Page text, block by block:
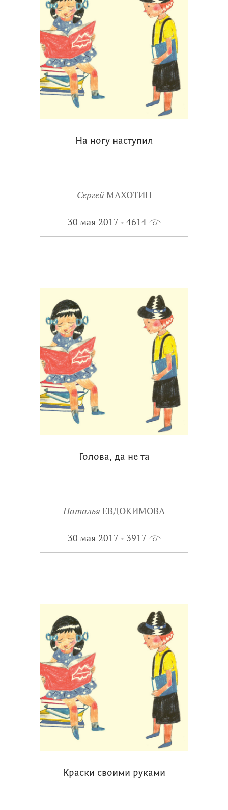
На ногу наступил
Сергей МАХОТИН
30 мая 2017 4614
Голова, да не та
Наталья ЕВДОКИМОВА
30 мая 2017 3917
Краски своими руками